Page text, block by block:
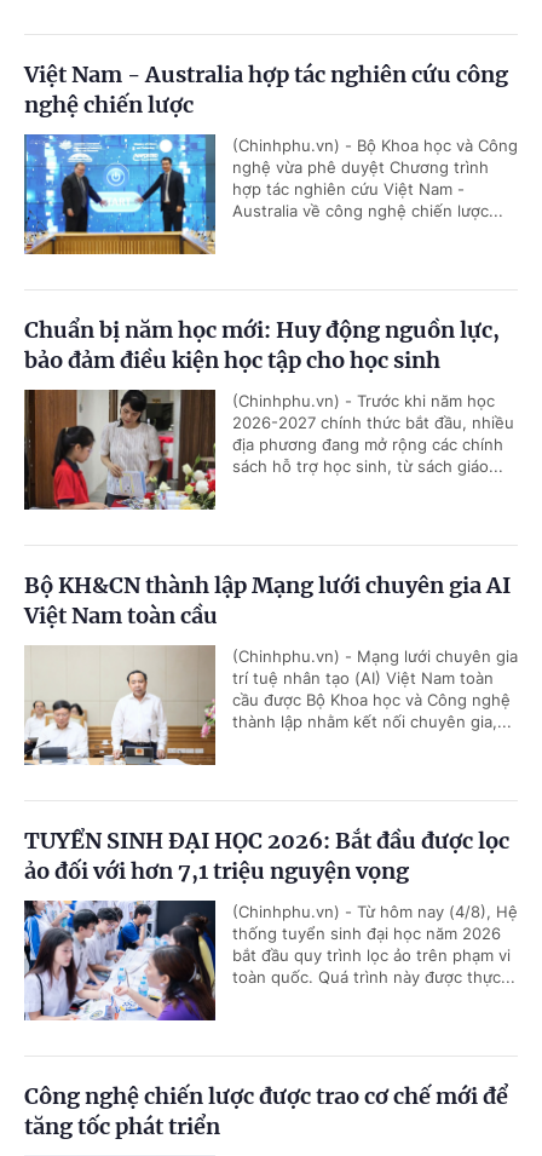
Việt Nam - Australia hợp tác nghiên cứu công
nghệ chiến lược
(Chinhphu.vn) - Bộ Khoa học và Công
nghệ vừa phê duyệt Chương trình
hợp tác nghiên cứu Việt Nam -
Australia về công nghệ chiến lược...
Chuẩn bị năm học mới: Huy động nguồn lực,
bảo đảm điều kiện học tập cho học sinh
(Chinhphu.vn) - Trước khi năm học
2026-2027 chính thức bắt đầu, nhiều
địa phương đang mở rộng các chính
sách hỗ trợ học sinh, từ sách giáo...
Bộ KH&CN thành lập Mạng lưới chuyên gia AI
Việt Nam toàn cầu
(Chinhphu.vn) - Mạng lưới chuyên gia
trí tuệ nhân tạo (AI) Việt Nam toàn
cầu được Bộ Khoa học và Công nghệ
thành lập nhằm kết nối chuyên gia,...
TUYỂN SINH ĐẠI HỌC 2026: Bắt đầu được lọc
ảo đối với hơn 7,1 triệu nguyện vọng
(Chinhphu.vn) - Từ hôm nay (4/8), Hệ
thống tuyển sinh đại học năm 2026
bắt đầu quy trình lọc ảo trên phạm vi
toàn quốc. Quá trình này được thực...
Công nghệ chiến lược được trao cơ chế mới để
tăng tốc phát triển